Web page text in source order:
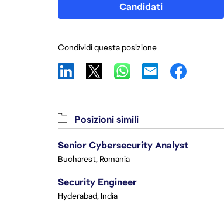
Candidati
Condividi questa posizione
Posizioni simili
Senior Cybersecurity Analyst
Bucharest, Romania
Security Engineer
Hyderabad, India